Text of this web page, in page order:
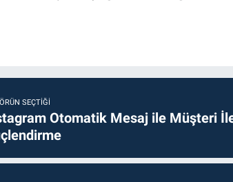
SEÇTIĞI
Otomatik Mesaj ile Müşteri